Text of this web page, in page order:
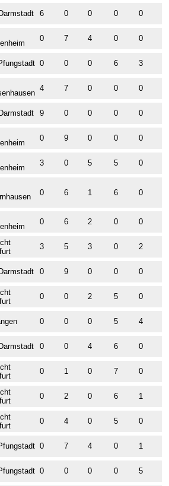
6 0 0 0 0
0 7 4 0 0
0 0 0 6 3
4 7 0 0 0
9 0 0 0 0
0 9 0 0 0
3 0 5 5 0
0 6 1 6 0
0 6 2 0 0
3 5 3 0 2
0 9 0 0 0
0 0 2 5 0
0 0 0 5 4
0 0 4 6 0
0 1 0 7 0
0 2 0 6 1
0 4 0 5 0
0 7 4 0 1
0 0 0 0 5